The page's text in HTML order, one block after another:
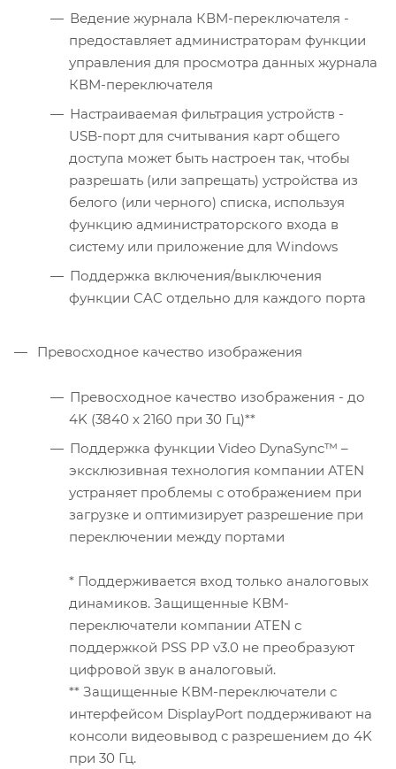
Ведение журнала КВМ-переключателя -
предоставляет администраторам функции
управления для просмотра данных журнала
КВМ-переключателя
Настраиваемая фильтрация устройств -
USB-порт для считывания карт общего
доступа может быть настроен так, чтобы
разрешать (или запрещать) устройства из
белого (или черного) списка, используя
функцию администраторского входа в
систему или приложение для Windows
Поддержка включения/выключения
функции CAC отдельно для каждого порта
Превосходное качество изображения
Превосходное качество изображения - до
4K (3840 x 2160 при 30 Гц)**
Поддержка функции Video DynaSync™ –
эксклюзивная технология компании ATEN
устраняет проблемы с отображением при
загрузке и оптимизирует разрешение при
переключении между портами
* Поддерживается вход только аналоговых
динамиков. Защищенные КВМ-
переключатели компании ATEN с
поддержкой PSS PP v3.0 не преобразуют
цифровой звук в аналоговый.
** Защищенные КВМ-переключатели с
интерфейсом DisplayPort поддерживают на
консоли видеовывод с разрешением до 4K
при 30 Гц.